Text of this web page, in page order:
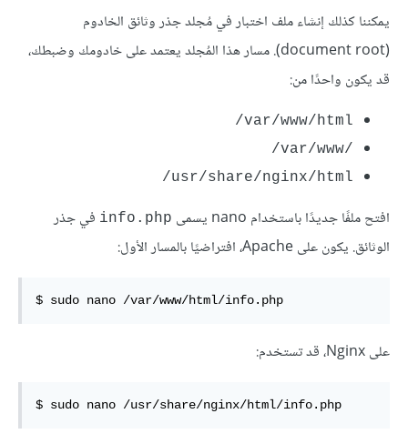
يمكننا كذلك إنشاء ملف اختبار في مُجلد جذر وثائق الخادوم
(document root). مسار هذا المُجلد يعتمد على خادومك وضبطك،
قد يكون واحدًا من:
var/www/html/
/var/www/
usr/share/nginx/html/
افتح ملفًا جديدًا باستخدام nano يسمى info.php في جذر
الوثائق. يكون على Apache، افتراضيًا بالمسار الأول:
$ sudo nano /var/www/html/info.php
على Nginx، قد تستخدم:
$ sudo nano /usr/share/nginx/html/info.php